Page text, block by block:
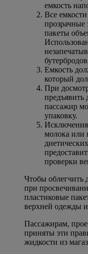
емкость
Все
прозрачные
пакеты
Емкость
который
При
предъявить
пассажир
упаковку.
Исключения
молока или
проверки
Чтобы облегчить
при
пластиковые
верхней одежды и
Пассажирам,
приняты эти
жидкости из